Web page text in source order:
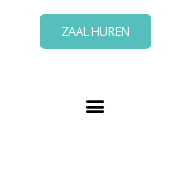
ZAAL HUREN